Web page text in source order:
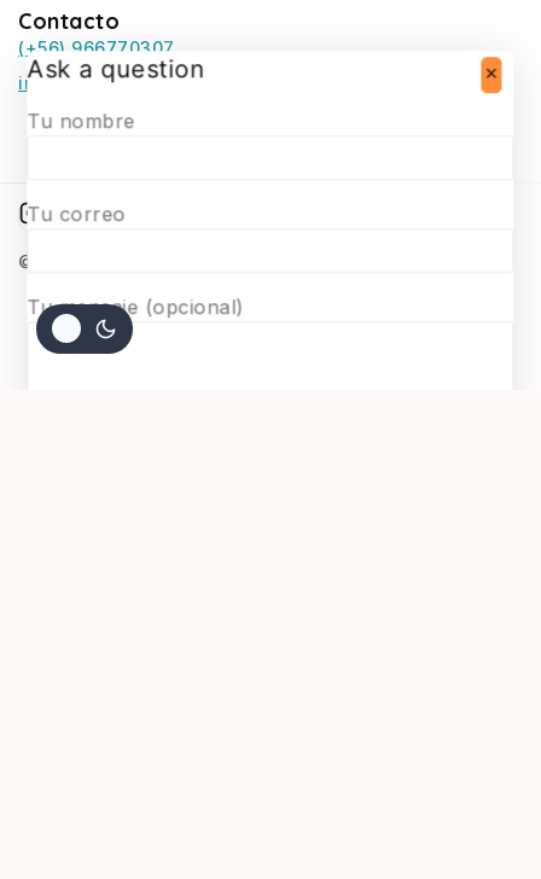
Contacto
(+56) 966770307
infosurmaquetas@surmaquetas.cl
© 2026 Surmaquetas
Ask a question
Tu nombre
Tu correo
Tu mensaje (opcional)